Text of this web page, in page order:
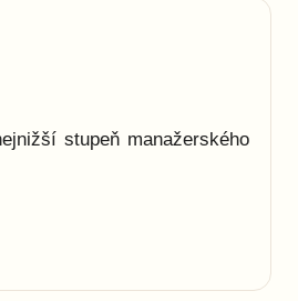
stupeň manažerského